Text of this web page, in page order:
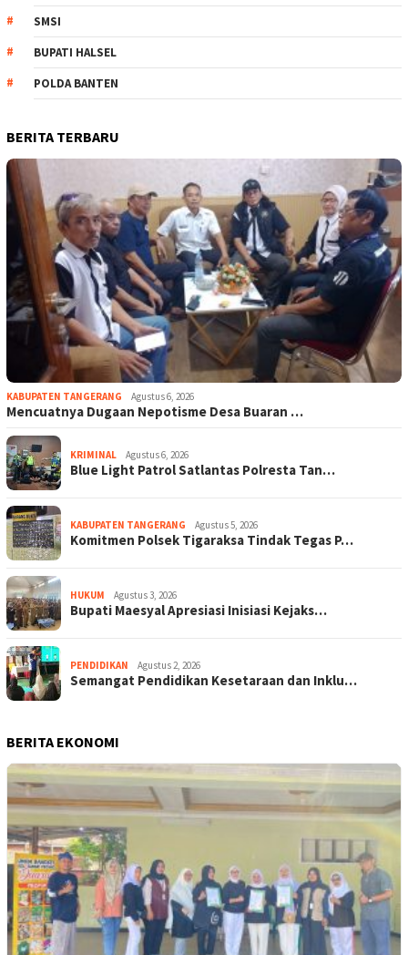
SMSI
BUPATI HALSEL
POLDA BANTEN
BERITA TERBARU
KABUPATEN TANGERANG Agustus 6, 2026
Mencuatnya Dugaan Nepotisme Desa Buaran …
KRIMINAL Agustus 6, 2026
Blue Light Patrol Satlantas Polresta Tan…
KABUPATEN TANGERANG Agustus 5, 2026
Komitmen Polsek Tigaraksa Tindak Tegas P…
HUKUM Agustus 3, 2026
Bupati Maesyal Apresiasi Inisiasi Kejaks…
PENDIDIKAN Agustus 2, 2026
Semangat Pendidikan Kesetaraan dan Inklu…
BERITA EKONOMI